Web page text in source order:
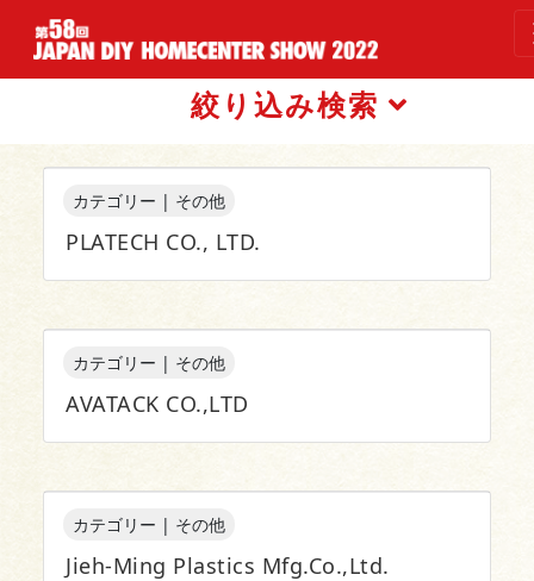
絞り込み検索
TOP 出展社一覧
出展社検索
カテゴリー | その他
PLATECH CO., LTD.
カテゴリー | その他
AVATACK CO.,LTD
カテゴリー | その他
Jieh-Ming Plastics Mfg.Co.,Ltd.